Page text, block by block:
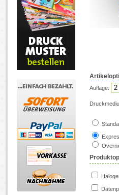
Auflage: